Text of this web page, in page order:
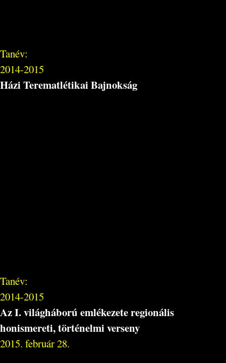
Tanév:
2014-2015
Házi Terematlétikai Bajnokság
Tanév:
2014-2015
Az I. világháború emlékezete regionális
honismereti, történelmi verseny
2015. február 28.